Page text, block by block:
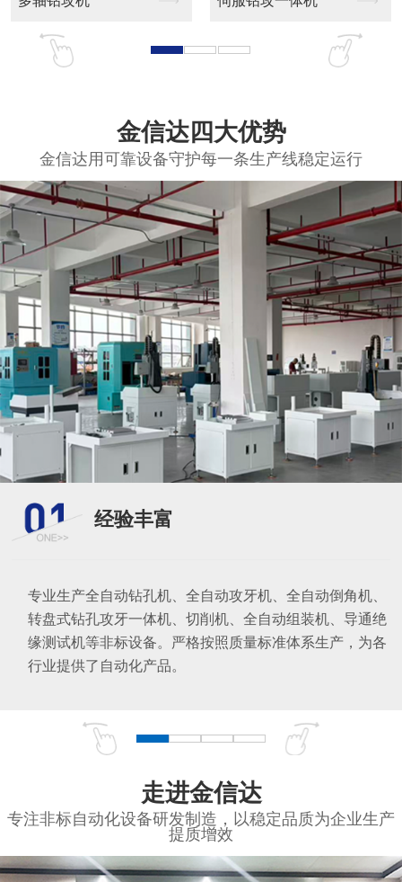
金信达四大优势
金信达用可靠设备守护每一条生产线稳定运行
经验丰富
专业生产全自动钻孔机、全自动攻牙机、全自动倒角机、
转盘式钻孔攻牙一体机、切削机、全自动组装机、导通绝
缘测试机等非标设备。严格按照质量标准体系生产，为各
行业提供了自动化产品。
走进金信达
专注非标自动化设备研发制造，以稳定品质为企业生产
提质增效